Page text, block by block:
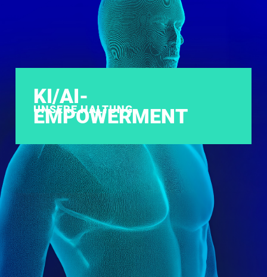
KI/AI-
EMPOWERMENT
UNSERE HALTUNG